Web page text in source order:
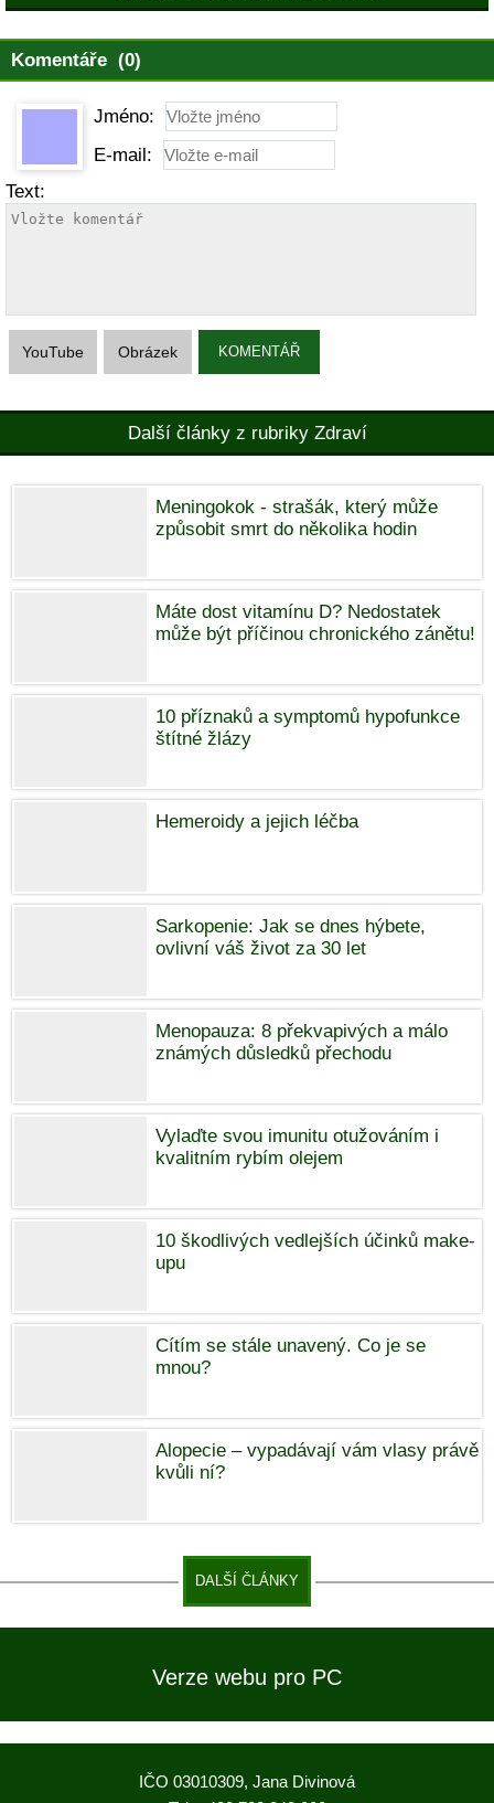
Komentáře (0)
Jméno:
E-mail:
Text:
YouTube Obrázek KOMENTÁŘ
Další články z rubriky Zdraví
Meningokok - strašák, který může
způsobit smrt do několika hodin
Máte dost vitamínu D? Nedostatek
může být příčinou chronického zánětu!
10 příznaků a symptomů hypofunkce
štítné žlázy
Hemeroidy a jejich léčba
Sarkopenie: Jak se dnes hýbete,
ovlivní váš život za 30 let
Menopauza: 8 překvapivých a málo
známých důsledků přechodu
Vylaďte svou imunitu otužováním i
kvalitním rybím olejem
10 škodlivých vedlejších účinků make-
upu
Cítím se stále unavený. Co je se
mnou?
Alopecie – vypadávají vám vlasy právě
kvůli ní?
DALŠÍ ČLÁNKY
Verze webu pro PC
IČO 03010309, Jana Divinová